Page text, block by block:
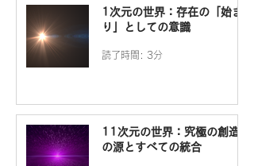
1次元の世界：存在の「始ま
り」としての意識
読了時間: 3分
11次元の世界：究極の創造
の源とすべての統合